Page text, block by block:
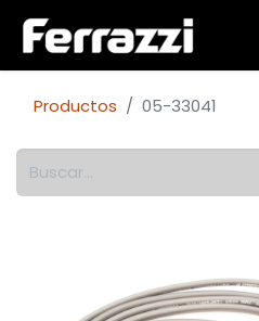
Productos 05-33041